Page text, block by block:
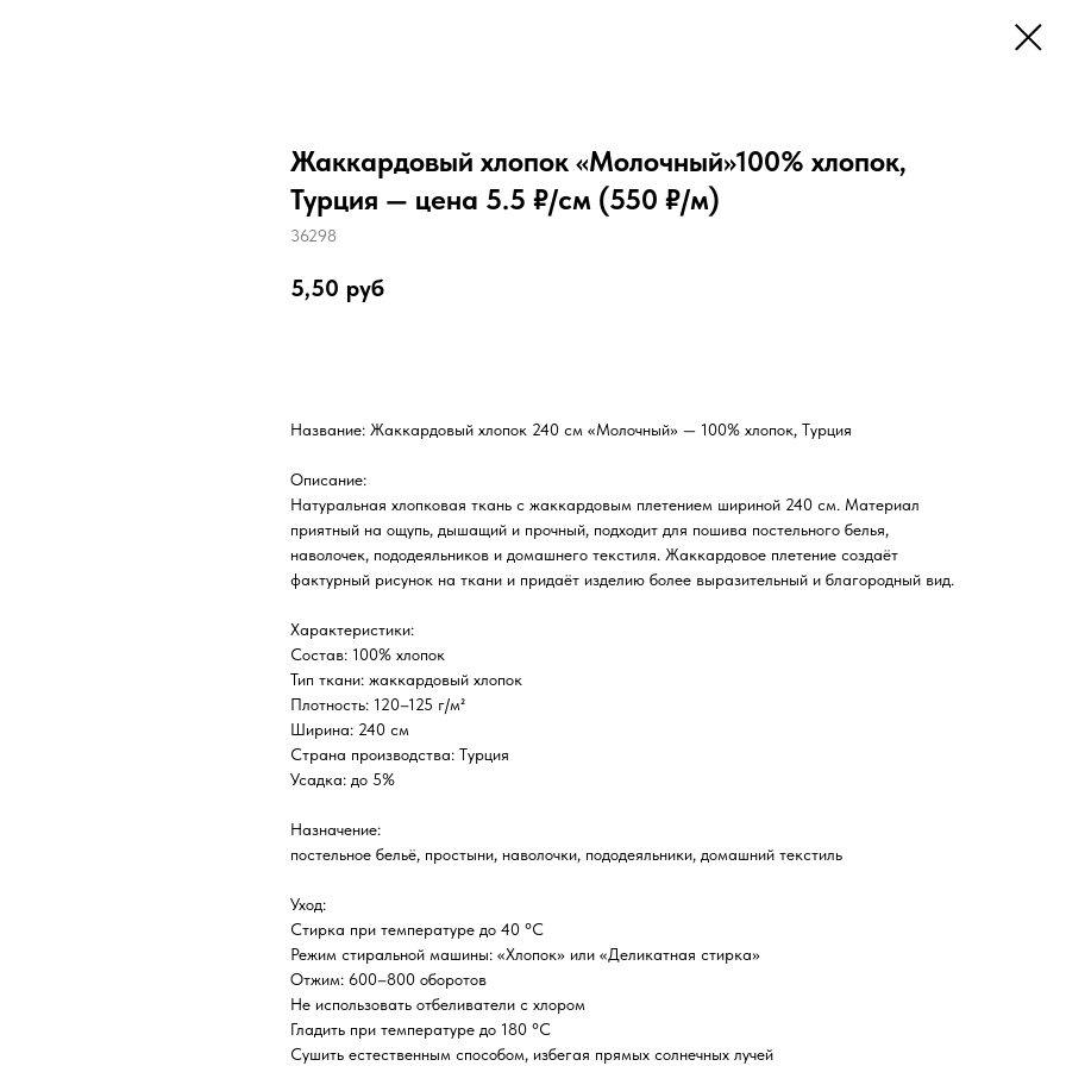
Жаккардовый хлопок «Молочный»100% хлопок,
Турция — цена 5.5 ₽/см (550 ₽/м)
36298
5,50 руб
Название: Жаккардовый хлопок 240 см «Молочный» — 100% хлопок, Турция
Описание:
Натуральная хлопковая ткань с жаккардовым плетением шириной 240 см. Материал
приятный на ощупь, дышащий и прочный, подходит для пошива постельного белья,
наволочек, пододеяльников и домашнего текстиля. Жаккардовое плетение создаёт
фактурный рисунок на ткани и придаёт изделию более выразительный и благородный вид.
Характеристики:
Состав: 100% хлопок
Тип ткани: жаккардовый хлопок
Плотность: 120–125 г/м²
Ширина: 240 см
Страна производства: Турция
Усадка: до 5%
Назначение:
постельное бельё, простыни, наволочки, пододеяльники, домашний текстиль
Уход:
Стирка при температуре до 40 °C
Режим стиральной машины: «Хлопок» или «Деликатная стирка»
Отжим: 600–800 оборотов
Не использовать отбеливатели с хлором
Гладить при температуре до 180 °C
Сушить естественным способом, избегая прямых солнечных лучей